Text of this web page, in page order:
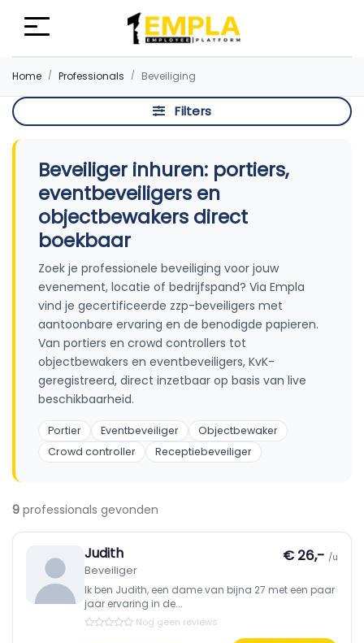
Home Professionals Beveiliging
Filters
Beveiliger inhuren: portiers,
eventbeveiligers en
objectbewakers direct
boekbaar
Zoek je professionele beveiliging voor jouw
evenement, locatie of bedrijfspand? Via Empla
vind je gecertificeerde zzp-beveiligers met
aantoonbare ervaring en de benodigde papieren.
Van portiers en crowd controllers tot
objectbewakers en eventbeveiligers, KvK-
geregistreerd, direct inzetbaar op basis van live
beschikbaarheid.
Portier Eventbeveiliger
Objectbewaker
Crowd controller
Receptiebeveiliger
9 professionals gevonden
Judith
Beveiliger
€ 26,- /u
Ik ben Judith, een dame van bijna 27 met een paar
jaar ervaring in de...
Nog geen reviews